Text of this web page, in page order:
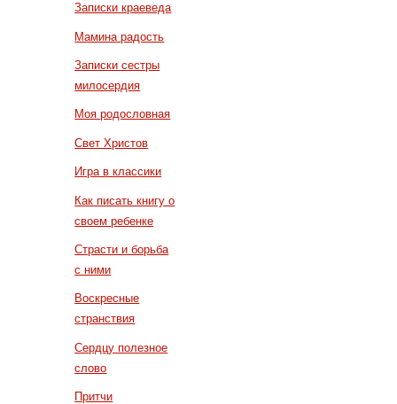
Записки краеведа
Мамина радость
Записки сестры
милосердия
Моя родословная
Свет Христов
Игра в классики
Как писать книгу о
своем ребенке
Страсти и борьба
с ними
Воскресные
странствия
Сердцу полезное
слово
Притчи